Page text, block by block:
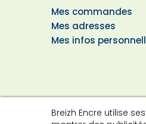
Breizh Encre utilise
Mes commandes
Mes adresses
Mes infos